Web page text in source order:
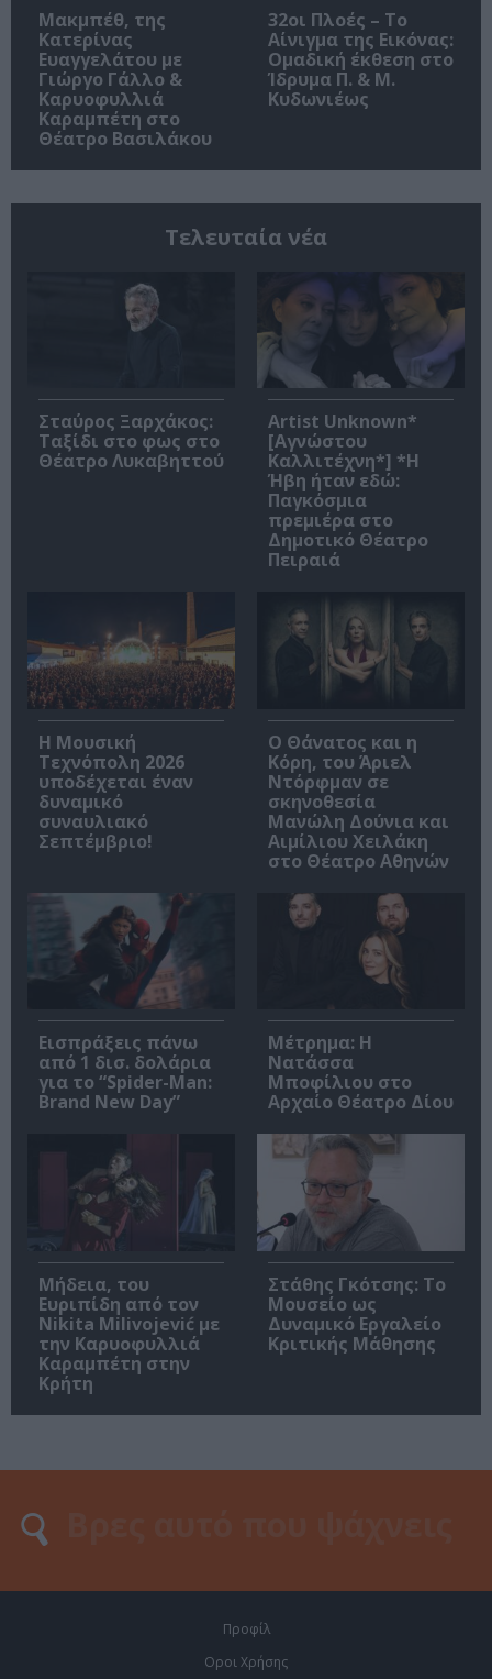
Μακμπέθ, της
Κατερίνας
Ευαγγελάτου με
Γιώργο Γάλλο &
Καρυοφυλλιά
Καραμπέτη στο
Θέατρο Βασιλάκου
32οι Πλοές – Το
Αίνιγμα της Εικόνας:
Ομαδική έκθεση στο
Ίδρυμα Π. & Μ.
Κυδωνιέως
Τελευταία νέα
Σταύρος Ξαρχάκος:
Ταξίδι στο φως στο
Θέατρο Λυκαβηττού
Artist Unknown*
[Αγνώστου
Καλλιτέχνη*] *Η
Ήβη ήταν εδώ:
Παγκόσμια
πρεμιέρα στο
Δημοτικό Θέατρο
Πειραιά
Η Μουσική
Τεχνόπολη 2026
υποδέχεται έναν
δυναμικό
συναυλιακό
Σεπτέμβριο!
Ο Θάνατος και η
Κόρη, του Άριελ
Ντόρφμαν σε
σκηνοθεσία
Μανώλη Δούνια και
Αιμίλιου Χειλάκη
στο Θέατρο Αθηνών
Εισπράξεις πάνω
από 1 δισ. δολάρια
για το “Spider-Man:
Brand New Day”
Μέτρημα: Η
Νατάσσα
Μποφίλιου στο
Αρχαίο Θέατρο Δίου
Μήδεια, του
Ευριπίδη από τον
Nikita Milivojević με
την Καρυοφυλλιά
Καραμπέτη στην
Κρήτη
Στάθης Γκότσης: Το
Μουσείο ως
Δυναμικό Εργαλείο
Κριτικής Μάθησης
Προφίλ
Οροι Χρήσης